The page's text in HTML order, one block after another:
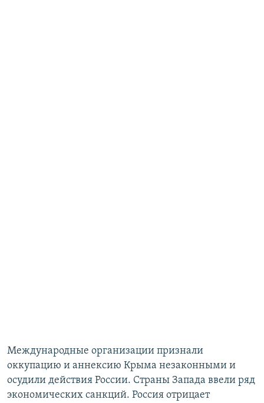
Международные организации признали
оккупацию и аннексию Крыма незаконными и
осудили действия России. Страны Запада ввели ряд
экономических санкций. Россия отрицает